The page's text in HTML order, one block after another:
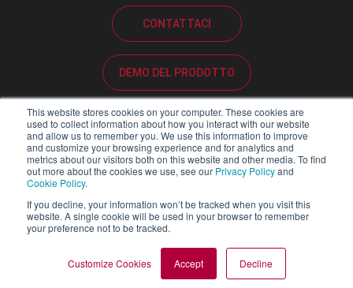
This website stores cookies on your computer. These cookies are
used to collect information about how you interact with our website
and allow us to remember you. We use this information to improve
and customize your browsing experience and for analytics and
metrics about our visitors both on this website and other media. To find
out more about the cookies we use, see our Privacy Policyand
Cookie Policy.
If you decline, your information won’t be tracked when you visit this
website. A single cookie will be used in your browser to remember
your preference not to be tracked.
Customize Cookies Accept Decline
CONTATTACI
DEMO DEL PRODOTTO
ASSISTENZA CLIENTI
PORTALE PARTNER
MAPPA DEL SITO
LEGALE
INFORMATIVA SULLA PRIVACY
RELAZIONE SULLA LEGGE SULLA SCHIAVITÙ MODERNA